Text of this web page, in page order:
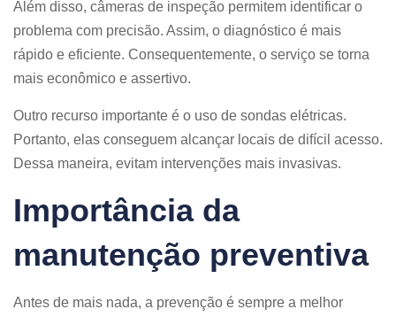
Além disso, câmeras de inspeção permitem identificar o
problema com precisão. Assim, o diagnóstico é mais
rápido e eficiente. Consequentemente, o serviço se torna
mais econômico e assertivo.
Outro recurso importante é o uso de sondas elétricas.
Portanto, elas conseguem alcançar locais de difícil acesso.
Dessa maneira, evitam intervenções mais invasivas.
Importância da
manutenção preventiva
Antes de mais nada, a prevenção é sempre a melhor